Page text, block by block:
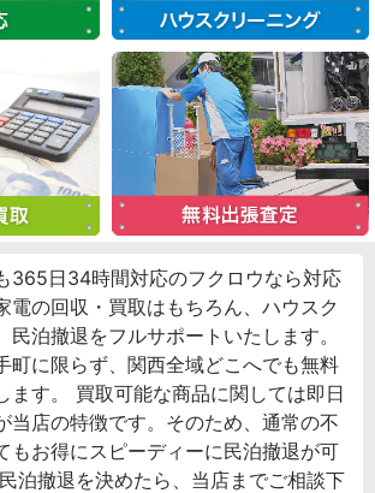
365日34時間対応のフクロウなら対応
電の回収・買取はもちろん、ハウスク
民泊撤退をフルサポートいたします。
町に限らず、関西全域どこへでも無料
ます。 買取可能な商品に関しては即日
当店の特徴です。そのため、通常の不
もお得にスピーディーに民泊撤退が可
泊撤退を決めたら、当店までご相談下